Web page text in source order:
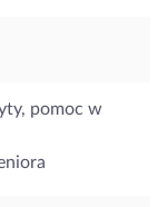
pomoc w